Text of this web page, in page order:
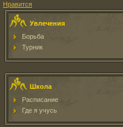
Нравится
Увлечения
Борьба
Турник
Школа
Расписание
Где я учусь